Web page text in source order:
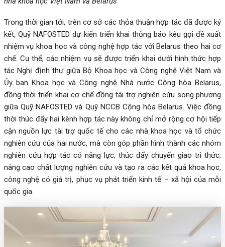
Trong thời gian tới, trên cơ sở các thỏa thuận hợp tác đã được ký
kết, Quỹ NAFOSTED dự kiến triển khai thông báo kêu gọi đề xuất
nhiệm vụ khoa học và công nghệ hợp tác với Belarus theo hai cơ
chế. Cụ thể, các nhiệm vụ sẽ được triển khai dưới hình thức hợp
tác Nghị định thư giữa Bộ Khoa học và Công nghệ Việt Nam và
Ủy ban Khoa học và Công nghệ Nhà nước Cộng hòa Belarus,
đồng thời triển khai cơ chế đồng tài trợ nghiên cứu song phương
giữa Quỹ NAFOSTED và Quỹ NCCB Cộng hòa Belarus. Việc đồng
thời thúc đẩy hai kênh hợp tác này không chỉ mở rộng cơ hội tiếp
cận nguồn lực tài trợ quốc tế cho các nhà khoa học và tổ chức
nghiên cứu của hai nước, mà còn góp phần hình thành các nhóm
nghiên cứu hợp tác có năng lực, thúc đẩy chuyển giao tri thức,
nâng cao chất lượng nghiên cứu và tạo ra các kết quả khoa học,
công nghệ có giá trị, phục vụ phát triển kinh tế – xã hội của mỗi
quốc gia.